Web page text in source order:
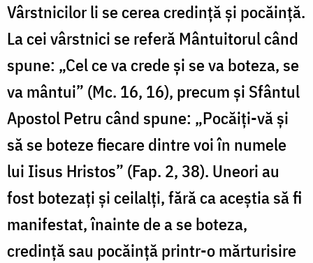
Vârstnicilor li se cerea credință și pocăință.
La cei vârstnici se referă Mântuitorul când
spune: „Cel ce va crede și se va boteza, se
va mântui” (Mc. 16, 16), precum și Sfântul
Apostol Petru când spune: „Pocăiți-vă și
să se boteze fiecare dintre voi în numele
lui Iisus Hristos” (Fap. 2, 38). Uneori au
fost botezați și ceilalți, fără ca aceștia să fi
manifestat, înainte de a se boteza,
credință sau pocăință printr-o mărturisire